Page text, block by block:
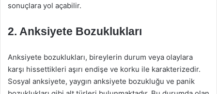
sonuçlara yol açabilir.
2. Anksiyete Bozuklukları
Anksiyete bozuklukları, bireylerin durum veya olaylara
karşı hissettikleri aşırı endişe ve korku ile karakterizedir.
Sosyal anksiyete, yaygın anksiyete bozukluğu ve panik